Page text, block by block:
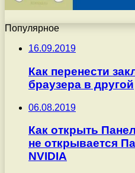
Популярное
16.09.2019
Как перенести
браузера в другой
06.08.2019
Как открыть
не открывается
NVIDIA